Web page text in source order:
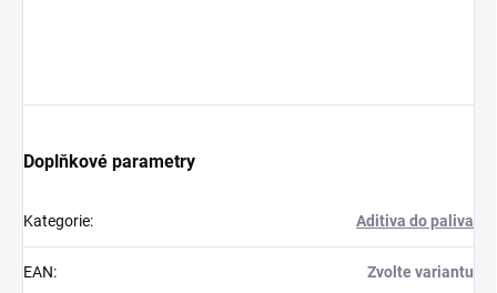
Doplňkové parametry
Kategorie: Aditiva do paliva
EAN: Zvolte variantu